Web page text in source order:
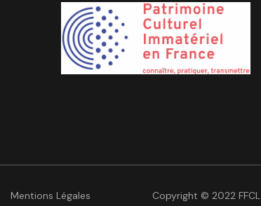
Mentions Légales Copyright © 2022 FFCL